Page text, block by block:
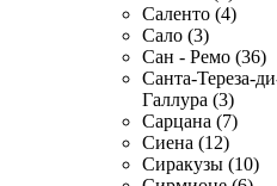
Саленто (4)
Сало (3)
Сан - Ремо (36)
Санта-Тереза-
Галлура (3)
Сарцана (7)
Сиена (12)
Сиракузы (10)